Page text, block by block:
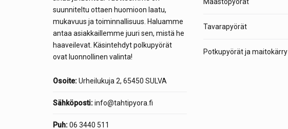
suunniteltu ottaen huomioon laatu,
mukavuus ja toiminnallisuus. Haluamme
antaa asiakkaillemme juuri sen, mistä he
haaveilevat. Käsintehdyt polkupyörät
ovat luonnollinen valinta!
Osoite:Urheilukuja 2, 65450 SULVA
Sähköposti:info@tahtipyora.fi
Puh:06 3440 511
Tavarapyörät
Potkupyörät ja maitokärry